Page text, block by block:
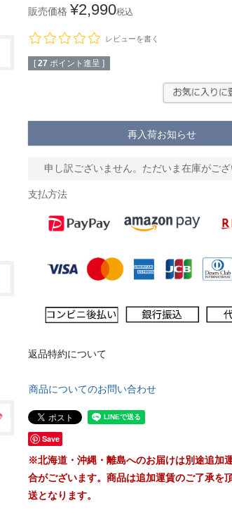
販売価格 ¥2,990税込
レビューを書く
[ 27 ポイント進呈 ]
再入荷お知らせ
申し訳ございません。ただいま在庫がござ
支払方法
返品特約について
商品についてのお問い合わせ
Save
※北海道・沖縄・離島へのお届けは別途追加
合がございます。商品は追加運賃のご了承を
送となります。